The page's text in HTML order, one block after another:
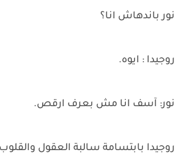
نور باندهاش انا؟
روجيدا : ايوه.
نور: آسف انا مش بعرف ارقص.
روجيدا بابتسامة سالبة العقول